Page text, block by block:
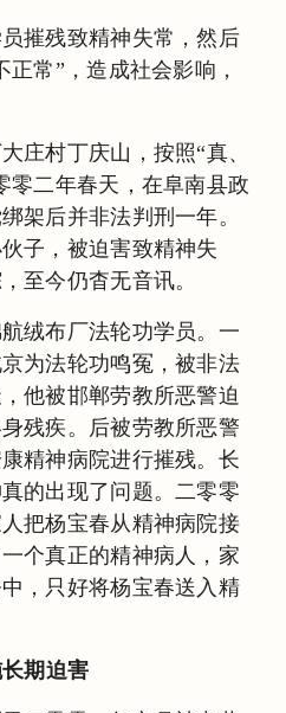
摧残致精神失常，然后
常”，造成社会影响，
庄村丁庆山，按照“真、
零二年春天，在阜南县政
架后并非法判刑一年。
子，被迫害致精神失
至今仍杳无音讯。
绒布厂法轮功学员。一
为法轮功鸣冤，被非法
他被邯郸劳教所恶警迫
残疾。后被劳教所恶警
精神病院进行摧残。长
的出现了问题。二零零
把杨宝春从精神病院接
个真正的精神病人，家
，只好将杨宝春送入精
期迫害